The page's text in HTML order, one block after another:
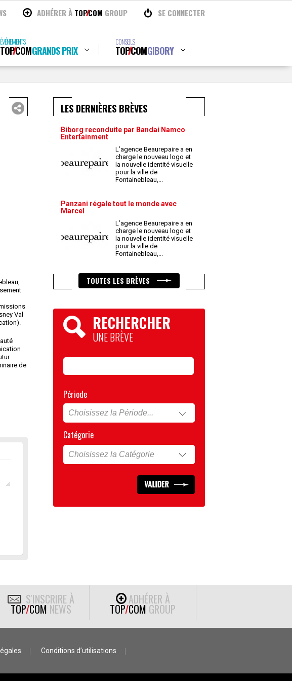
ADHÉRER À TOPCOM GROUP SE CONNECTER
ÉVÉNEMENTS
TOPCOMGRANDS PRIX
CONSEILS
TOPCOMGIBORY
Val
de
LES DERNIÈRES BRÈVES
Biborg reconduite par Bandai Namco
Entertainment
L’agence Beaurepaire a en
charge le nouveau logo et
la nouvelle identité visuelle
pour la ville de
Fontainebleau,...
Panzani régale tout le monde avec
Marcel
L’agence Beaurepaire a en
charge le nouveau logo et
la nouvelle identité visuelle
pour la ville de
Fontainebleau,...
TOUTES LES BRÈVES
RECHERCHER
UNE BRÈVE
Période
Catégorie
S'INSCRIRE À
TOP/COM NEWS
ADHÉRER À
TOP/COM GROUP
Conditions d’utilisations